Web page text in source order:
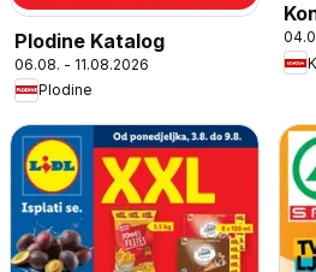
Plodine Katalog
06.08. - 11.08.2026
Plodine